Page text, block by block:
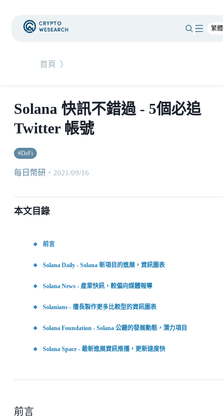
首頁 〉
Solana 快訊不錯過 - 5個必追
Twitter 帳號
#DeFi
每日幣研 ・ 2021/09/16
本文目錄
前言
Solana Daily - Solana 新項目的進展，資訊圖表
Solana News - 產業快訊，較偏向媒體報導
Solanians - 擅長製作更多比較型的資訊圖表
Solana Foundation - Solana 公鏈的發展動態，潛力項目
Solana Space - 最新進展資訊推播，更新速度快
前言